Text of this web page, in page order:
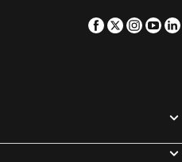
Phulanta Resort
เกาะเหลาเหลียง, ภาคใต้ โรงแรม
ชลบุรี, ภาคตะวันออก โรงแรม
Facebook
Twitter